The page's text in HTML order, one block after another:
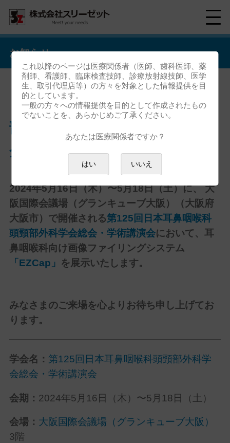
お知らせ
「第125回日本耳鼻咽喉科頭頸
部外科学会総会・学術講演会」
企業展示出展のお知らせ
2024年5月16日（木）〜5月18日（土）に、 大
阪国際会議場（グランキューブ大阪）（大阪府
大阪市）で開催される第125回日本耳鼻咽喉科
頭頸部外科学会総会・学術講演会において、耳
鼻咽喉科向け画像ファイリングシステム
「EZCap」 を展示いたします。
みなさまのご来場を心よりお待ち申し上げてお
ります。
学会名： 第125回日本耳鼻咽喉科頭頸部外科学
会総会・学術講演会
会期： 2024年5月16日（木）〜5月18日（土）
会場： 大阪国際会議場（グランキューブ大阪）
3階
これ以降のページは医療関係者（医師、歯科医師、薬
剤師、看護師、臨床検査技師、診療放射線技師、医学
生、取引代理店等）の方々を対象とした情報提供を目
的としています。
一般の方々への情報提供を目的として作成されたもの
でないことを、あらかじめご了承ください。
あなたは医療関係者ですか？
はい いいえ